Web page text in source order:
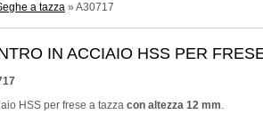
a tazza » A30717
IN ACCIAIO HSS PER
HSS per frese a tazza con altezza 12 mm.